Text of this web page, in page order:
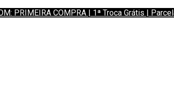
PRIMEIRA COMPRA | 1ª Troca Grátis |